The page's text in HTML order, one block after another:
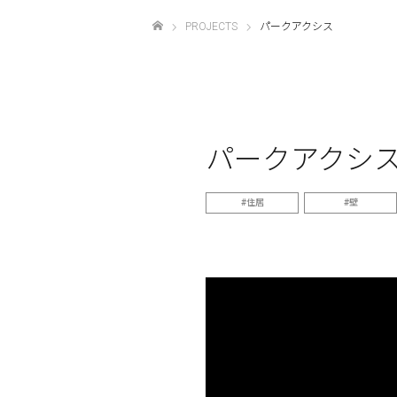
PROJECTS パークアクシス
パークアクシ
住居 壁